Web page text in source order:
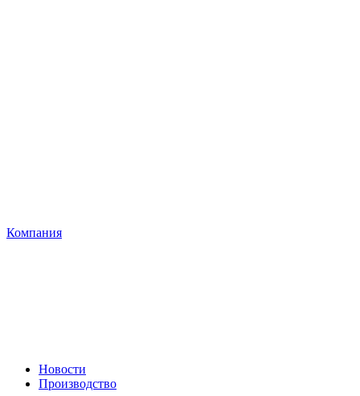
Компания
Новости
Производство